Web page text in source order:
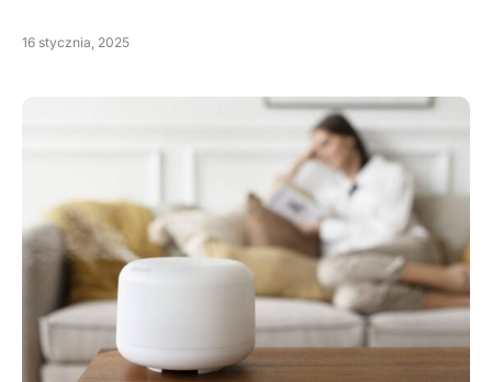
16 stycznia, 2025